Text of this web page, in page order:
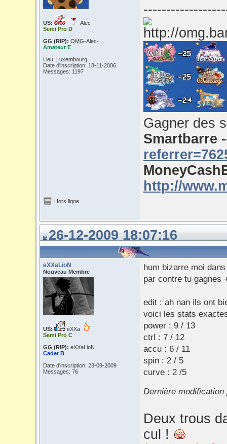
US:
Alec
Semi Pro D
GG (RIP): OMG-Alec-
Amateur E
Lieu: Luxembourg
Date d'inscription: 18-11-2006
Messages: 1197
Gagner des
Smartbarre
http://
Hors ligne
26-12-2009 18:07:16
eXXaLioN
Nouveau Membre
US:
eXXa
Semi Pro C
GG (RIP): eXXaLioN
Cadet B
Date d'inscription: 23-09-2009
Messages: 76
hum bizarre moi
par contre tu gagnes
edit : ah nan ils ont
voici les stats
power : 9 / 13
ctrl : 7 / 12
accu : 6 / 11
spin : 2 / 5
curve : 2 /5
Dernière modification
Deux trous
cul !